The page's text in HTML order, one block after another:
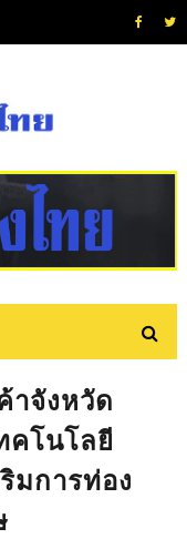
าจังหวัด
คโนโลยี
มการท่อง